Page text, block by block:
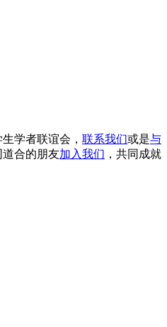
学者联谊会， 联系我们或是与
道合的朋友加入我们 ，共同成就